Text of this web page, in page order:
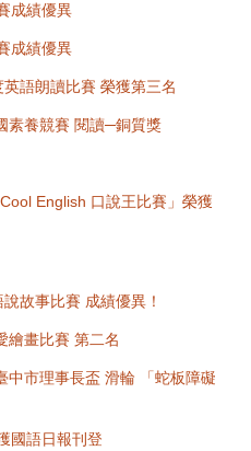
成績優異
成績優異
語朗讀比賽 榮獲第三名
素養競賽 閱讀─銅質獎
English 口說王比賽」榮獲
故事比賽 成績優異！
繪畫比賽 第二名
中市理事長盃 滑輪 「蛇板障礙
國語日報刊登